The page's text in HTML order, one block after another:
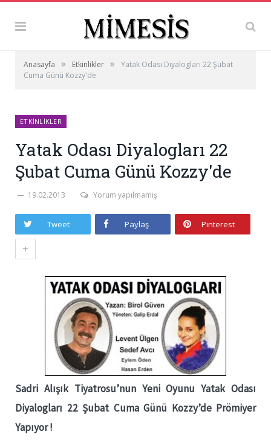
Anasayfa » Etkinlikler »
Yatak Odası Diyalogları 22 Şubat
Cuma Günü Kozzy'de
ETKINLIKLER
Yatak Odası Diyalogları 22
Şubat Cuma Günü Kozzy'de
19.02.2013 Yorum yapılmamış
Tweet Paylaş Pinterest
+
Sadri Alışık Tiyatrosu’nun Yeni Oyunu Yatak Odası
Diyalogları 22 Şubat Cuma Günü Kozzy’de Prömiyer
Yapıyor !